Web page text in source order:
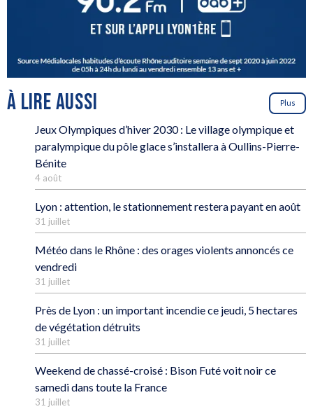
À LIRE AUSSI Plus
Jeux Olympiques d’hiver 2030 : Le village olympique et
paralympique du pôle glace s’installera à Oullins-Pierre-
Bénite
4 août
Lyon : attention, le stationnement restera payant en août
31 juillet
Météo dans le Rhône : des orages violents annoncés ce
vendredi
31 juillet
Près de Lyon : un important incendie ce jeudi, 5 hectares
de végétation détruits
31 juillet
Weekend de chassé-croisé : Bison Futé voit noir ce
samedi dans toute la France
31 juillet